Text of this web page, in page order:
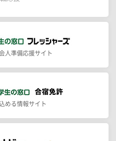
人準備応援サイト
める情報サイト